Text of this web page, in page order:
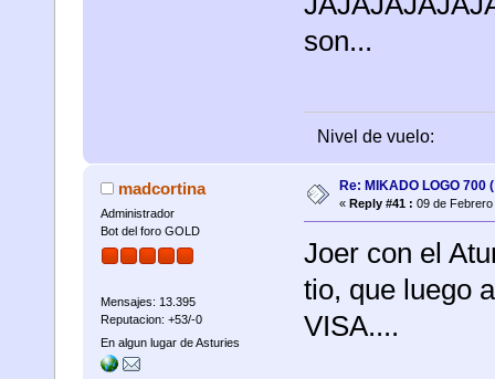
son...
Nivel de vuelo:
madcortina
Administrador
Bot del foro GOLD
Mensajes: 13.395
Reputacion: +53/-0
En algun lugar de Asturies
Re: MIKADO LOGO 700
« Reply #41 : 09 de
Joer con el
tio, que luego
VISA....